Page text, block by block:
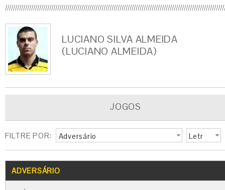
LUCIANO SILVA ALMEIDA
(LUCIANO ALMEIDA)
JOGOS
FILTRE POR: Adversário
Letr
ADVERSÁRIO